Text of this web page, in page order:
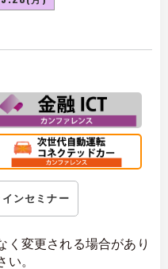
ンセミナー
変更される場合があり
い。